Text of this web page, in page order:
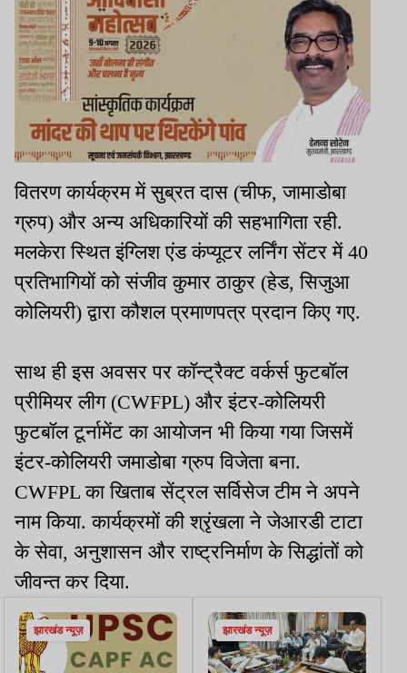
वितरण कार्यक्रम में सुब्रत दास (चीफ, जामाडोबा
ग्रुप) और अन्य अधिकारियों की सहभागिता रही.
मलकेरा स्थित इंग्लिश एंड कंप्यूटर लर्निंग सेंटर में 40
प्रतिभागियों को संजीव कुमार ठाकुर (हेड, सिजुआ
कोलियरी) द्वारा कौशल प्रमाणपत्र प्रदान किए गए.
साथ ही इस अवसर पर कॉन्ट्रैक्ट वर्कर्स फुटबॉल
प्रीमियर लीग (CWFPL) और इंटर-कोलियरी
फुटबॉल टूर्नामेंट का आयोजन भी किया गया जिसमें
इंटर-कोलियरी जमाडोबा ग्रुप विजेता बना.
CWFPL का खिताब सेंट्रल सर्विसेज टीम ने अपने
नाम किया. कार्यक्रमों की श्रृंखला ने जेआरडी टाटा
के सेवा, अनुशासन और राष्ट्रनिर्माण के सिद्धांतों को
जीवन्त कर दिया.
झारखंड न्यूज़ झारखंड न्यूज़